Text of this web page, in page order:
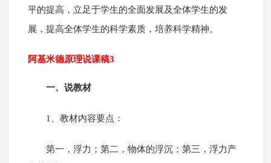
平的提高，立足于学生的全面发展及全体学生的发
展，提高全体学生的科学素质，培养科学精神。
阿基米德原理说课稿3
一、说教材
1、教材内容要点：
第一，浮力；第二，物体的浮沉；第三，浮力产